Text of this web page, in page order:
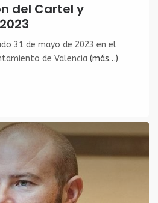
del Cartel y
31 de mayo de 2023 en el
de Valencia(más…)